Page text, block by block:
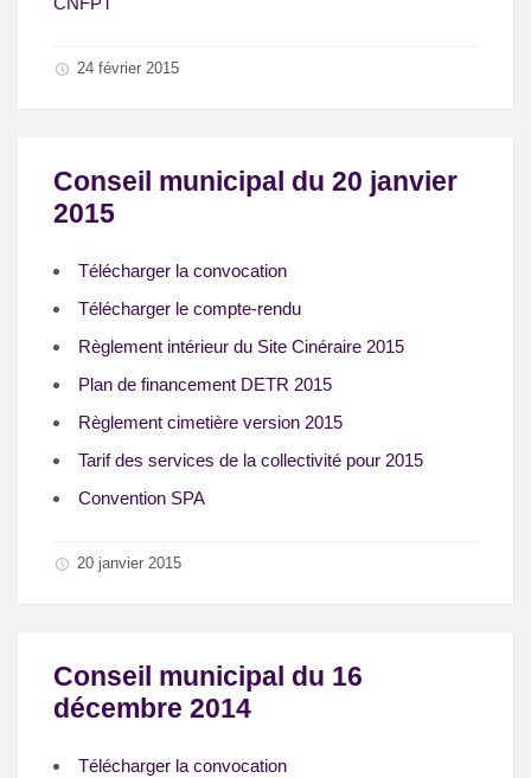
24 février 2015
Conseil municipal du 20 janvier
2015
Télécharger la convocation
Télécharger le compte-rendu
Règlement intérieur du Site Cinéraire 2015
Plan de financement DETR 2015
Règlement cimetière version 2015
Tarif des services de la collectivité pour 2015
Convention SPA
20 janvier 2015
Conseil municipal du 16
décembre 2014
Télécharger la convocation